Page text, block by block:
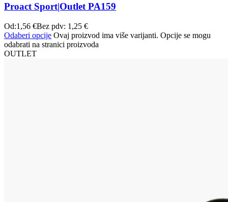
Proact Sport|Outlet PA159
Od:1,56 €Bez pdv: 1,25 €
Odaberi opcije Ovaj proizvod ima više varijanti. Opcije se mogu
odabrati na stranici proizvoda
OUTLET